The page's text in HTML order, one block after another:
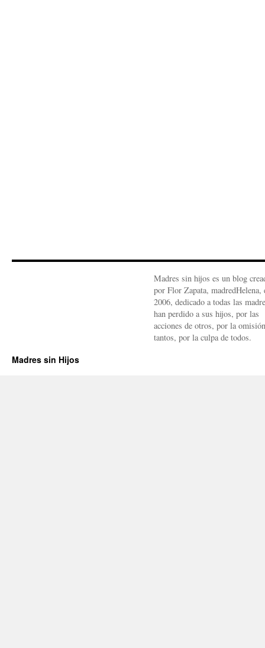
Madres sin hijos es un blog
por Flor Zapata, madredHelena,
2006, dedicado a todas las
han perdido a sus hijos, por las
acciones de otros, por la
tantos, por la culpa de todos.
Madres sin Hijos